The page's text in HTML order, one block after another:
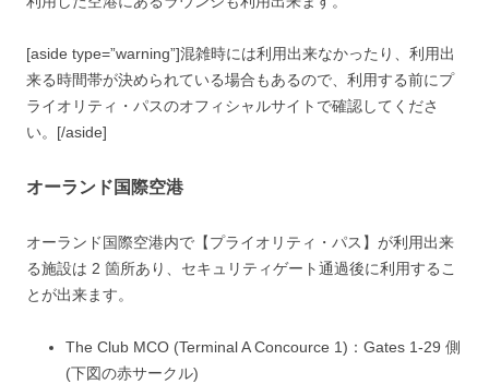
[aside type=”warning”]混雑時には利用出来なかったり、利用出
来る時間帯が決められている場合もあるので、利用する前にプ
ライオリティ・パスのオフィシャルサイトで確認してくださ
い。[/aside]
オーランド国際空港
オーランド国際空港内で【プライオリティ・パス】が利用出来
る施設は 2 箇所あり、セキュリティゲート通過後に利用するこ
とが出来ます。
The Club MCO (Terminal A Concource 1)：Gates 1-29 側
(下図の赤サークル)